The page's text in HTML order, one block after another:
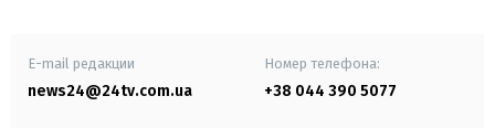
E-mail редакции
news24@24tv.com.ua
Номер телефона:
+38 044 390 5077